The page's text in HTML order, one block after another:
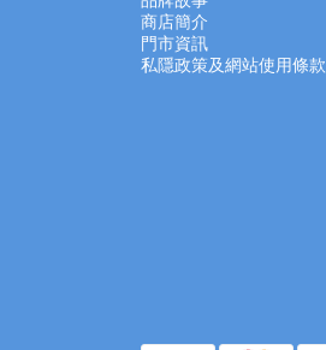
商店簡介
門市資訊
私隱政策及網站使用條款